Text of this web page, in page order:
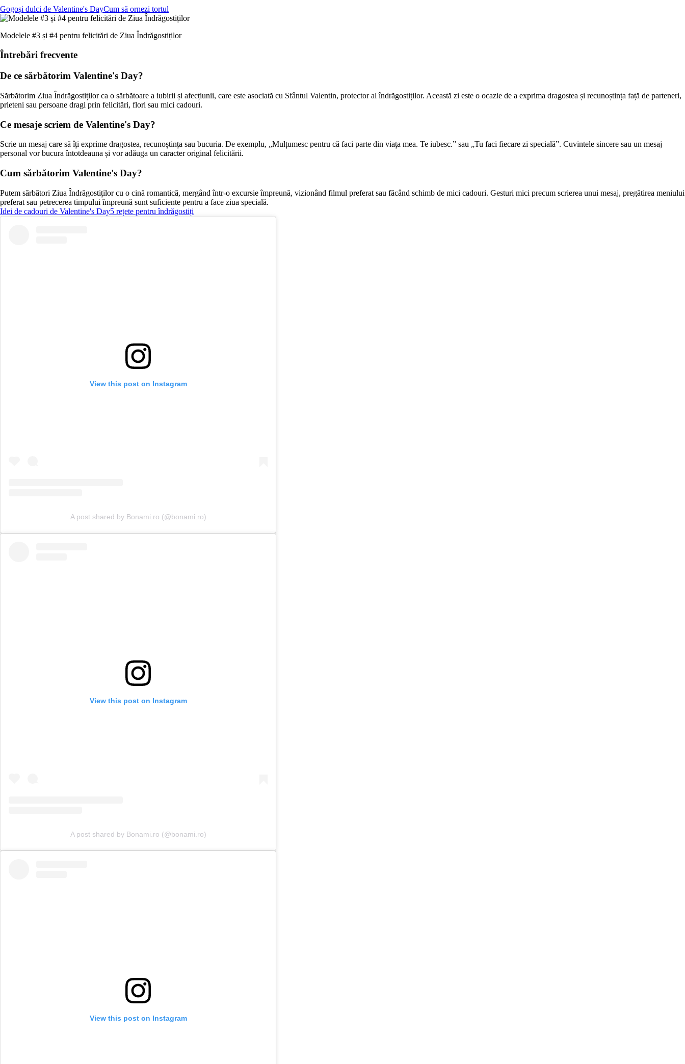
Gogoși dulci de Valentine's DayCum să ornezi tortul
Modelele #3 și #4 pentru felicitări de Ziua Îndrăgostiților
Întrebări frecvente
De ce sărbătorim Valentine's Day?
Sărbătorim Ziua Îndrăgostiților ca o sărbătoare a iubirii și afecțiunii, care este asociată cu Sfântul Valentin, protector al îndrăgostiților. Această zi este o ocazie de a exprima dragostea și recunoștința față de parteneri,
prieteni sau persoane dragi prin felicitări, flori sau mici cadouri.
Ce mesaje scriem de Valentine's Day?
Scrie un mesaj care să îți exprime dragostea, recunoștința sau bucuria. De exemplu, „Mulțumesc pentru că faci parte din viața mea. Te iubesc.” sau „Tu faci fiecare zi specială”. Cuvintele sincere sau un mesaj
personal vor bucura întotdeauna și vor adăuga un caracter original felicitării.
Cum sărbătorim Valentine's Day?
Putem sărbători Ziua Îndrăgostiților cu o cină romantică, mergând într-o excursie împreună, vizionând filmul preferat sau făcând schimb de mici cadouri. Gesturi mici precum scrierea unui mesaj, pregătirea meniului
preferat sau petrecerea timpului împreună sunt suficiente pentru a face ziua specială.
Idei de cadouri de Valentine's Day5 rețete pentru îndrăgostiți
View this post on Instagram
A post shared by Bonami.ro (@bonami.ro)
View this post on Instagram
A post shared by Bonami.ro (@bonami.ro)
View this post on Instagram